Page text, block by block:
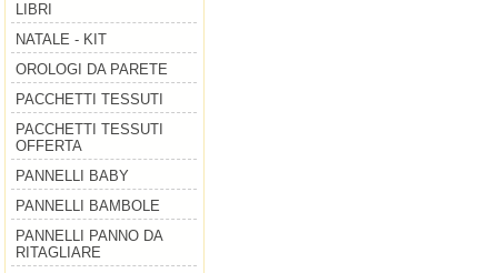
LIBRI
NATALE - KIT
OROLOGI DA PARETE
PACCHETTI TESSUTI
PACCHETTI TESSUTI
OFFERTA
PANNELLI BABY
PANNELLI BAMBOLE
PANNELLI PANNO DA
RITAGLIARE